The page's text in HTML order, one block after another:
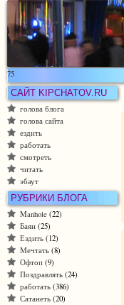
75
САЙТ KIPCHATOV.RU
голова блога
голова сайта
ездить
работать
смотреть
читать
эбаут
РУБРИКИ БЛОГА
Manhole (22)
Баян (25)
Ездить (12)
Мечтать (8)
Офтоп (9)
Поздравлять (24)
работать (386)
Сатанеть (20)